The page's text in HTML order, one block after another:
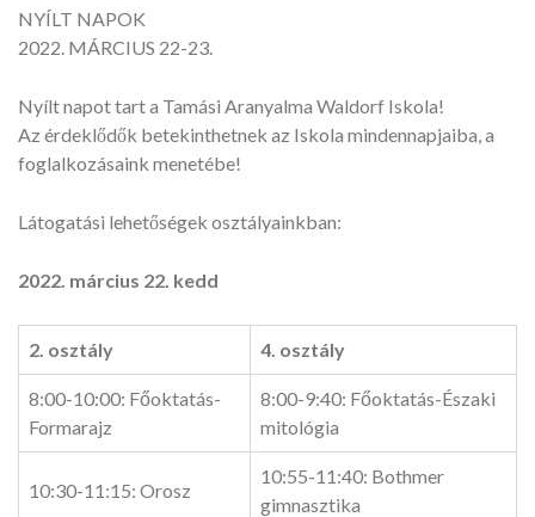
NYÍLT NAPOK
2022. MÁRCIUS 22-23.
Nyílt napot tart a Tamási Aranyalma Waldorf Iskola!
Az érdeklődők betekinthetnek az Iskola mindennapjaiba, a
foglalkozásaink menetébe!
Látogatási lehetőségek osztályainkban:
2022. március 22. kedd
2. osztály 4. osztály
8:00-10:00: Főoktatás-
Formarajz
8:00-9:40: Főoktatás-Északi
mitológia
10:30-11:15: Orosz
10:55-11:40: Bothmer
gimnasztika